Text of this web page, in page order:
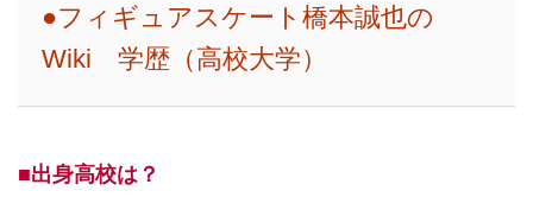
●フィギュアスケート橋本誠也の
Wiki 学歴（高校大学）
■出身高校は？